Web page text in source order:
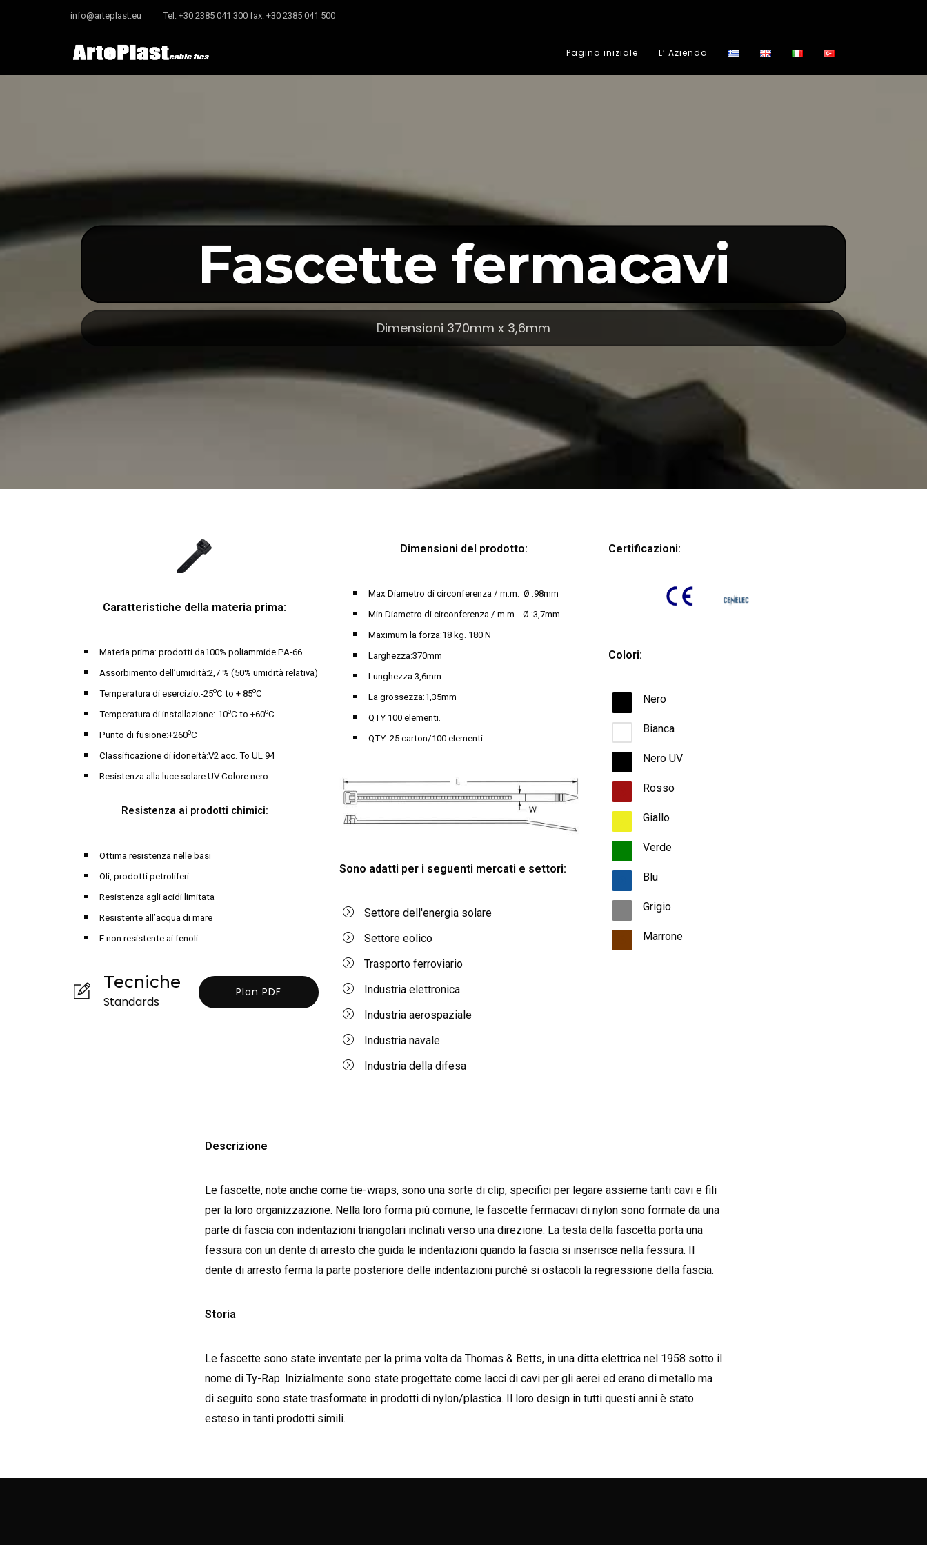
info@arteplast.eu Tel: +30 2385 041 300 fax: +30 2385 041 500
Pagina iniziale L’ Azienda
Fascette fermacavi
Dimensioni 370mm x 3,6mm
Caratteristiche della materia prima:
Materia prima: prodotti da100% poliammide PA-66
Assorbimento dell’umidità:2,7 % (50% umidità relativa)
Temperatura di esercizio:-25oC to + 85oC
Temperatura di installazione:-10oC to +60oC
Punto di fusione:+260oC
Classificazione di idoneità:V2 acc. To UL 94
Resistenza alla luce solare UV:Colore nero
Resistenza ai prodotti chimici:
Ottima resistenza nelle basi
Oli, prodotti petroliferi
Resistenza agli acidi limitata
Resistente all’acqua di mare
E non resistente ai fenoli
Tecniche
Standards
Plan PDF
Dimensioni del prodotto:
Max Diametro di circonferenza / m.m. Ø :98mm
Min Diametro di circonferenza / m.m. Ø :3,7mm
Maximum la forza:18 kg. 180 N
Larghezza:370mm
Lunghezza:3,6mm
La grossezza:1,35mm
QTY 100 elementi.
QTY: 25 carton/100 elementi.
Sono adatti per i seguenti mercati e settori:
Settore dell'energia solare
Settore eolico
Trasporto ferroviario
Industria elettronica
Industria aerospaziale
Industria navale
Industria della difesa
Certificazioni:
Colori:
Nero
Bianca
Nero UV
Rosso
Giallo
Verde
Blu
Grigio
Marrone
Descrizione
Le fascette, note anche come tie-wraps, sono una sorte di clip, specifici per legare assieme tanti cavi e fili
per la loro organizzazione. Nella loro forma più comune, le fascette fermacavi di nylon sono formate da una
parte di fascia con indentazioni triangolari inclinati verso una direzione. La testa della fascetta porta una
fessura con un dente di arresto che guida le indentazioni quando la fascia si inserisce nella fessura. Il
dente di arresto ferma la parte posteriore delle indentazioni purché si ostacoli la regressione della fascia.
Storia
Le fascette sono state inventate per la prima volta da Thomas & Betts, in una ditta elettrica nel 1958 sotto il
nome di Ty-Rap. Inizialmente sono state progettate come lacci di cavi per gli aerei ed erano di metallo ma
di seguito sono state trasformate in prodotti di nylon/plastica. Il loro design in tutti questi anni è stato
esteso in tanti prodotti simili.